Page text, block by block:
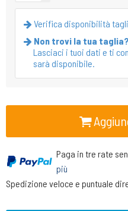
Verifica disponibilità
Non trovi la tua taglia?
Lasciaci i tuoi dati e ti
sarà disponibile.
Paga in tre rate
più
Spedizione veloce e puntuale